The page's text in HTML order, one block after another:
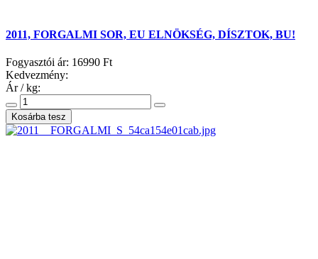
2011, FORGALMI SOR, EU ELNÖKSÉG, DÍSZTOK, BU!
Fogyasztói ár: 16990 Ft
Kedvezmény:
Ár / kg: